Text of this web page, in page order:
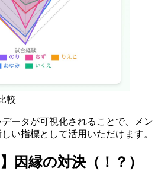
較
ータが可視化されることで、メン
い指標として活用いただけます。
因縁の対決（！？）